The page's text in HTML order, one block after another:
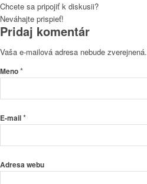
Chcete sa pripojiť k diskusii?
Neváhajte prispieť!
Pridaj komentár
Vaša e-mailová adresa nebude zverejnená.
Meno*
E-mail*
Adresa webu